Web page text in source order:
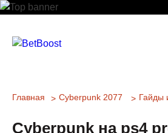
Главная Cyberpunk 2077 Гайды
Cyberpunk на ps4